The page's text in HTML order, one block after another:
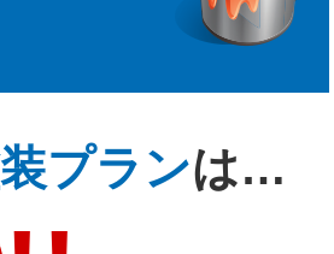
プランは…